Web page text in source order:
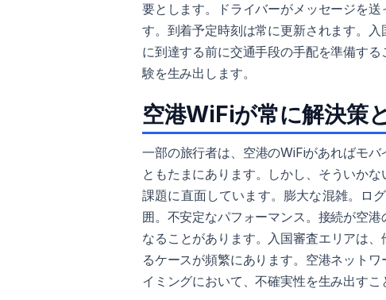
要とします。ドライバーがメッセージを
す。到着予定時刻は常に更新されます。
に到達する前に交通手段の手配を準備す
験を生み出します。
空港WiFiが常に解決策
一部の旅行者は、空港のWiFiがあればモ
ともたまにあります。しかし、そういか
課題に直面しています。膨大な混雑。ロ
囲。不安定なパフォーマンス。接続が空
なることがあります。入国審査エリアは
るケースが頻繁にあります。空港ネット
イミングにおいて、不確実性を生み出すこ